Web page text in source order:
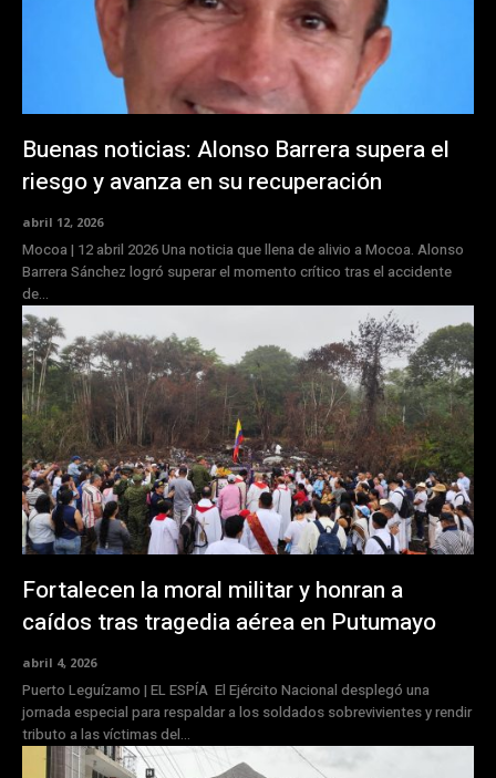
Buenas noticias: Alonso Barrera supera el
riesgo y avanza en su recuperación
abril 12, 2026
Mocoa | 12 abril 2026 Una noticia que llena de alivio a Mocoa. Alonso
Barrera Sánchez logró superar el momento crítico tras el accidente
de...
Fortalecen la moral militar y honran a
caídos tras tragedia aérea en Putumayo
abril 4, 2026
Puerto Leguízamo | EL ESPÍA El Ejército Nacional desplegó una
jornada especial para respaldar a los soldados sobrevivientes y rendir
tributo a las víctimas del...